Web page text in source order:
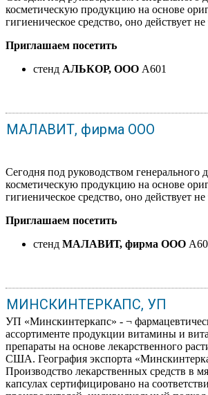
косметическую продукцию на основе
гигиеническое средство, оно действует
Приглашаем посетить
стенд АЛЬКОР, ООО A601
МАЛАВИТ, фирма ООО
Сегодня под руководством
косметическую продукцию на основе
гигиеническое средство, оно действует
Приглашаем посетить
стенд МАЛАВИТ, фирма ООО
МИНСКИНТЕРКАПС, УП
УП «Минскинтеркапс» - ¬
ассортименте продукции витамины и
препараты на основе лекарственного
США. География экспорта
Производство лекарственных средств в
капсулах сертифицировано на